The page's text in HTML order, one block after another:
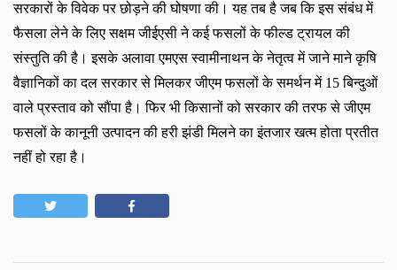
सरकारों के विवेक पर छोड़ने की घोषणा की। यह तब है जब कि इस संबंध में
फैसला लेने के लिए सक्षम जीईएसी ने कई फसलों के फील्ड ट्रायल की
संस्तुति की है। इसके अलावा एमएस स्वामीनाथन के नेतृत्व में जाने माने कृषि
वैज्ञानिकों का दल सरकार से मिलकर जीएम फसलों के समर्थन में 15 बिन्दुओं
वाले प्रस्ताव को सौंपा है। फिर भी किसानों को सरकार की तरफ से जीएम
फसलों के कानूनी उत्पादन की हरी झंडी मिलने का इंतजार खत्म होता प्रतीत
नहीं हो रहा है।